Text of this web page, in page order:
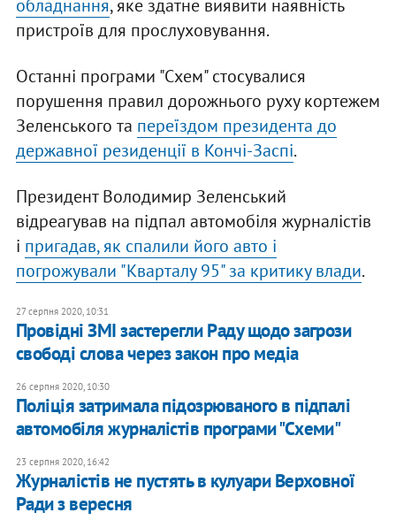
обладнання, яке здатне виявити наявність
пристроїв для прослуховування.
Останні програми "Схем" стосувалися
порушення правил дорожнього руху кортежем
Зеленського та переїздом президента до
державної резиденції в Кончі-Заспі.
Президент Володимир Зеленський
відреагував на підпал автомобіля журналістів
і пригадав, як спалили його авто і
погрожували "Кварталу 95" за критику влади.
27 серпня 2020, 10:31
Провідні ЗМІ застерегли Раду щодо загрози
свободі слова через закон про медіа
26 серпня 2020, 10:30
Поліція затримала підозрюваного в підпалі
автомобіля журналістів програми "Схеми"
23 серпня 2020, 16:42
Журналістів не пустять в кулуари Верховної
Ради з вересня